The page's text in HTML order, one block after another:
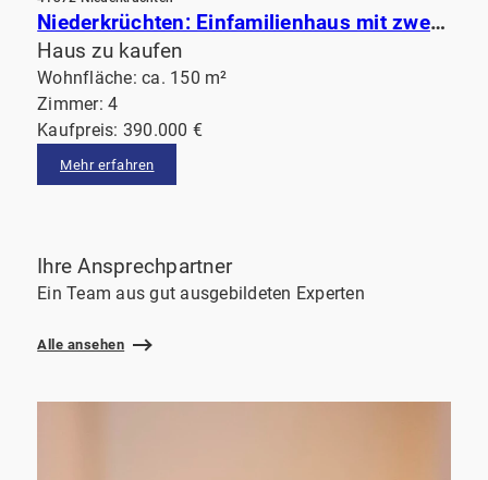
Niederkrüchten: Einfamilienhaus mit zwei Garagen und großem Grundstück am Waldrand
Haus zu kaufen
Wohnfläche: ca. 150 m²
Zimmer: 4
Kaufpreis: 390.000 €
Mehr erfahren
Ihre Ansprechpartner
Ein Team aus gut ausgebildeten Experten
Alle ansehen